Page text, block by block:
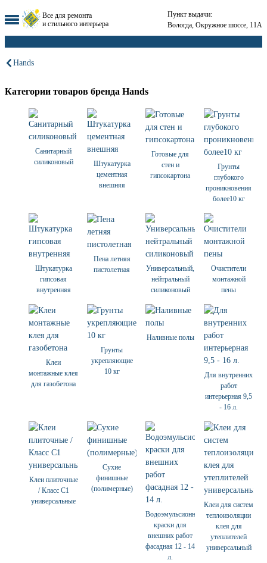
Все для ремонта
и стильного интерьера
Пункт выдачи:
Вологда, Окружное шоссе, 11А
Hands
Категории товаров бренда Hands
Санитарный
силиконовый
Штукатурка
цементная
внешняя
Готовые для
стен и
гипсокартона
Грунты
глубокого
проникновения
более10 кг
Штукатурка
гипсовая
внутренняя
Пена летняя
пистолетная
Универсальный,
нейтральный
силиконовый
Очистители
монтажной
пены
Клеи
монтажные клея
для газобетона
Грунты
укрепляющие
10 кг
Наливные полы
Для внутренних
работ
интерьерная 9,5
- 16 л.
Клеи плиточные
/ Класс С1
универсальные
Сухие
финишные
(полимерные)
Водоэмульсионные
краски для
внешних работ
фасадная 12 - 14
л.
Клеи для систем
теплоизоляции
клея для
утеплителей
универсальный